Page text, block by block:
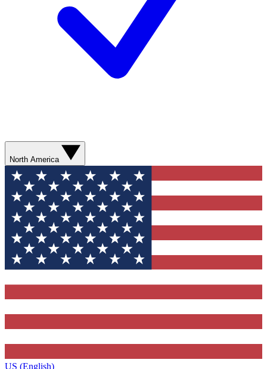
North America
US (English)